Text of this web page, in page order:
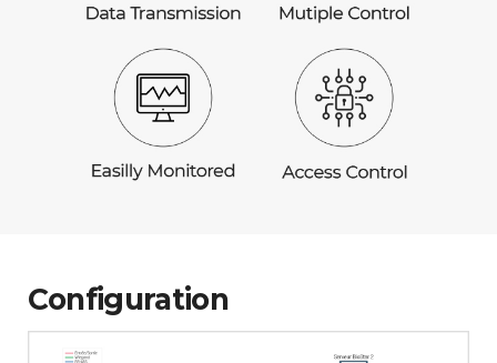
Configuration